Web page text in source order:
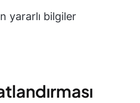
yararlı bilgiler